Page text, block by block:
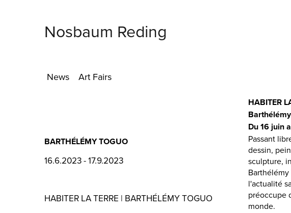
Nosbaum Reding
News Art Fairs
BARTHÉLÉMY TOGUO
16.6.2023 - 17.9.2023
HABITER LA TERRE | BARTHÉLÉMY TOGUO
HABITER
Du 16 juin
Passant
dessin,
sculpture,
l'actualité
préoccupe
monde.